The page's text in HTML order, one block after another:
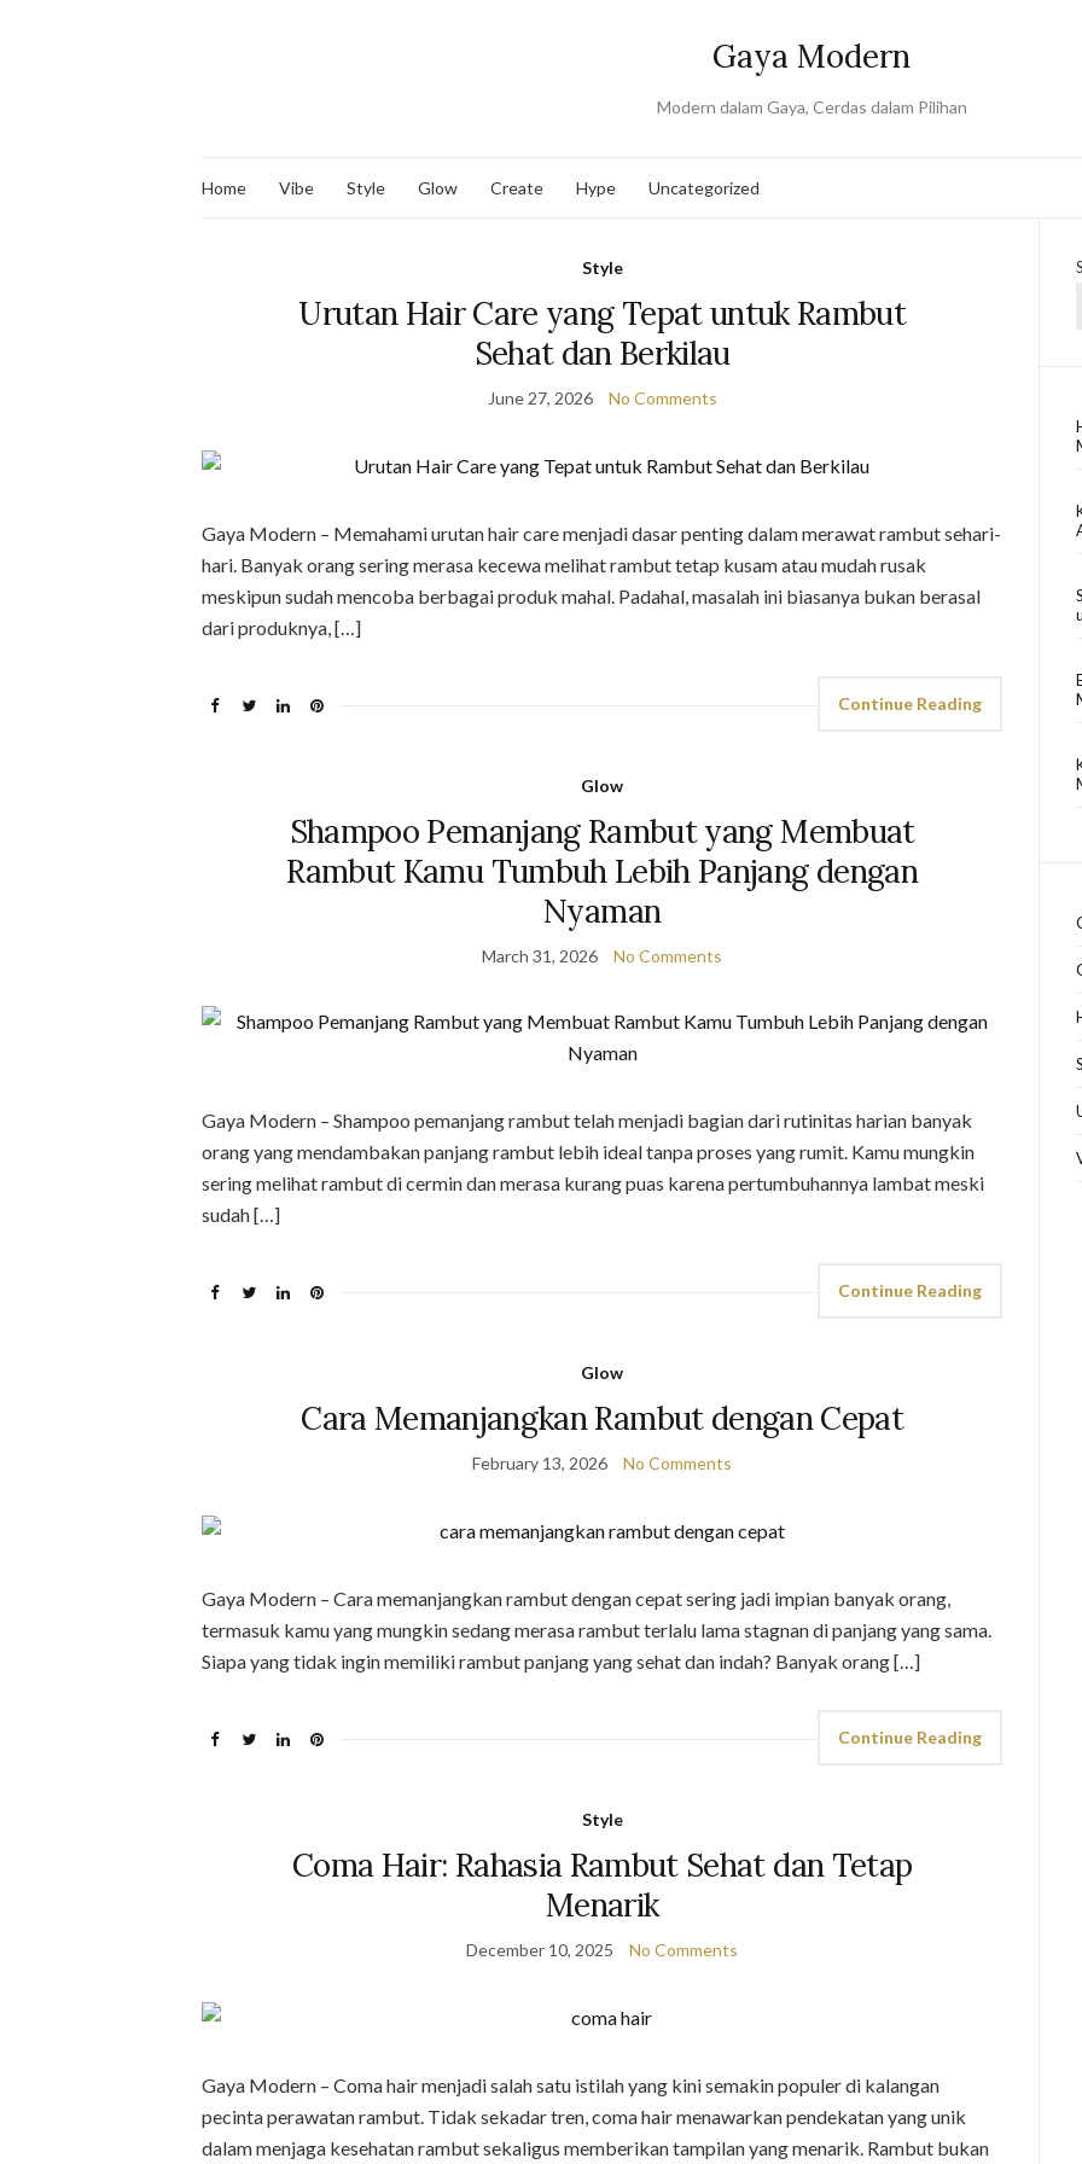
Gaya Modern
Modern dalam Gaya, Cerdas dalam Pilihan
Home Vibe Style Glow Create Hype Uncategorized
Style
Urutan Hair Care yang Tepat untuk Rambut
Sehat dan Berkilau
June 27, 2026 No Comments
Gaya Modern – Memahami urutan hair care menjadi dasar penting dalam merawat rambut sehari-
hari. Banyak orang sering merasa kecewa melihat rambut tetap kusam atau mudah rusak
meskipun sudah mencoba berbagai produk mahal. Padahal, masalah ini biasanya bukan berasal
dari produknya, […]
Continue Reading
Glow
Shampoo Pemanjang Rambut yang Membuat
Rambut Kamu Tumbuh Lebih Panjang dengan
Nyaman
March 31, 2026 No Comments
Gaya Modern – Shampoo pemanjang rambut telah menjadi bagian dari rutinitas harian banyak
orang yang mendambakan panjang rambut lebih ideal tanpa proses yang rumit. Kamu mungkin
sering melihat rambut di cermin dan merasa kurang puas karena pertumbuhannya lambat meski
sudah […]
Continue Reading
Glow
Cara Memanjangkan Rambut dengan Cepat
February 13, 2026 No Comments
Gaya Modern – Cara memanjangkan rambut dengan cepat sering jadi impian banyak orang,
termasuk kamu yang mungkin sedang merasa rambut terlalu lama stagnan di panjang yang sama.
Siapa yang tidak ingin memiliki rambut panjang yang sehat dan indah? Banyak orang […]
Continue Reading
Style
Coma Hair: Rahasia Rambut Sehat dan Tetap
Menarik
December 10, 2025 No Comments
Gaya Modern – Coma hair menjadi salah satu istilah yang kini semakin populer di kalangan
pecinta perawatan rambut. Tidak sekadar tren, coma hair menawarkan pendekatan yang unik
dalam menjaga kesehatan rambut sekaligus memberikan tampilan yang menarik. Rambut bukan